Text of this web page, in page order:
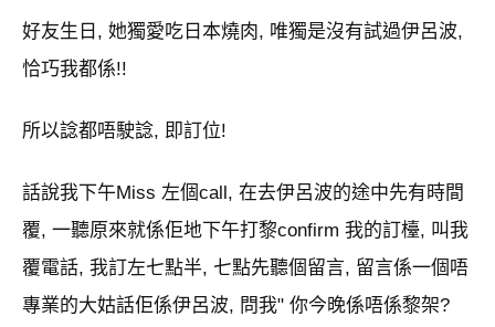
好友生日, 她獨愛吃日本燒肉, 唯獨是沒有試過伊呂波,
恰巧我都係!!
所以諗都唔駛諗, 即訂位!
話說我下午Miss 左個call, 在去伊呂波的途中先有時間
覆, 一聽原來就係佢地下午打黎confirm 我的訂檯, 叫我
覆電話, 我訂左七點半, 七點先聽個留言, 留言係一個唔
專業的大姑話佢係伊呂波, 問我" 你今晚係唔係黎架?